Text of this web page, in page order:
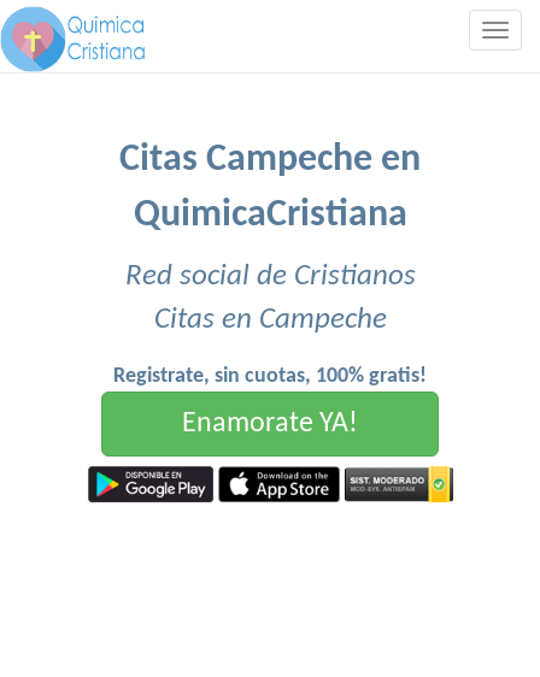
Citas Campeche en
QuimicaCristiana
Red social de Cristianos
Citas en Campeche
Registrate, sin cuotas, 100% gratis!
Enamorate YA!